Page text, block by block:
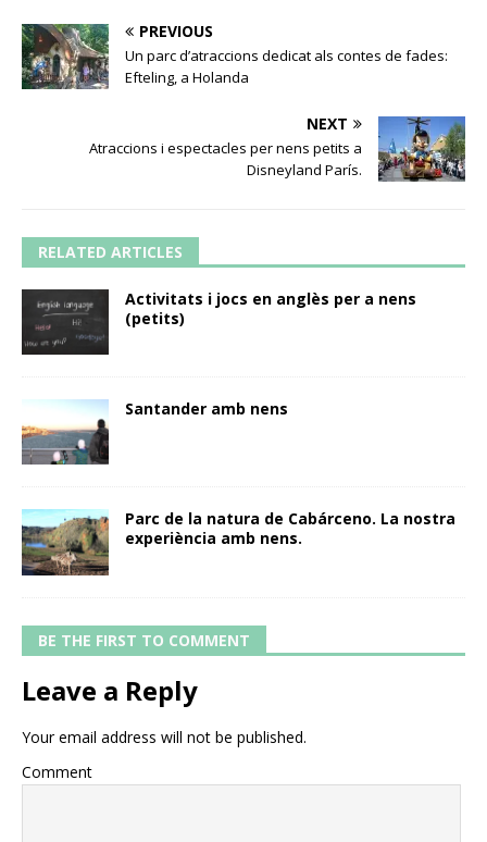
PREVIOUS
Un parc d’atraccions dedicat als contes de fades:
Efteling, a Holanda
NEXT
Atraccions i espectacles per nens petits a
Disneyland París.
RELATED ARTICLES
Activitats i jocs en anglès per a nens
(petits)
Santander amb nens
Parc de la natura de Cabárceno. La nostra
experiència amb nens.
BE THE FIRST TO COMMENT
Leave a Reply
Your email address will not be published.
Comment